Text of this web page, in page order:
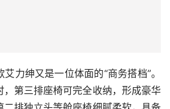
力绅又是一位体面的“商务搭档”。
第三排座椅可完全收纳，形成豪华
二排独立头等舱座椅细腻柔软，具备